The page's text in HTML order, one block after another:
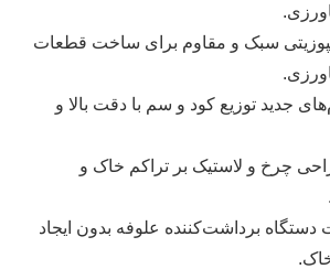
سبک و مقاوم برای ساخت قطعات
جدید توزیع کود و سم با دقت بالا و
چرخ و لاستیک بر تراکم خاک و
برداشت‌کننده علوفه بدون ایجاد